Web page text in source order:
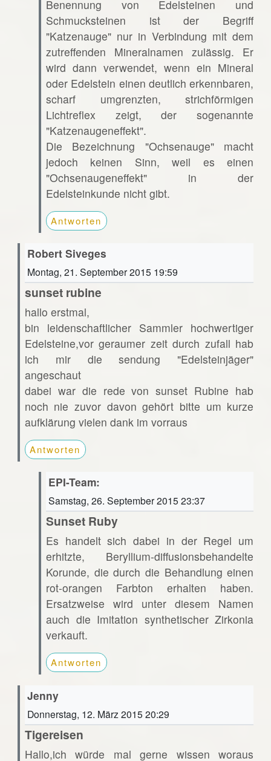
Benennung von Edelsteinen und
Schmucksteinen ist der Begriff
"Katzenauge" nur in Verbindung mit dem
zutreffenden Mineralnamen zulässig. Er
wird dann verwendet, wenn ein Mineral
oder Edelstein einen deutlich erkennbaren,
scharf umgrenzten, strichförmigen
Lichtreflex zeigt, der sogenannte
"Katzenaugeneffekt".
Die Bezeichnung "Ochsenauge" macht
jedoch keinen Sinn, weil es einen
"Ochsenaugeneffekt" in der
Edelsteinkunde nicht gibt.
Antworten
Robert Siveges
Montag, 21. September 2015 19:59
sunset rubine
hallo erstmal,
bin leidenschaftlicher Sammler hochwertiger
Edelsteine,vor geraumer zeit durch zufall hab
ich mir die sendung "Edelsteinjäger"
angeschaut
dabei war die rede von sunset Rubine hab
noch nie zuvor davon gehört bitte um kurze
aufklärung vielen dank im vorraus
Antworten
EPI-Team:
Samstag, 26. September 2015 23:37
Sunset Ruby
Es handelt sich dabei in der Regel um
erhitzte, Beryllium-diffusionsbehandelte
Korunde, die durch die Behandlung einen
rot-orangen Farbton erhalten haben.
Ersatzweise wird unter diesem Namen
auch die Imitation synthetischer Zirkonia
verkauft.
Antworten
Jenny
Donnerstag, 12. März 2015 20:29
Tigereisen
Hallo,ich würde mal gerne wissen woraus